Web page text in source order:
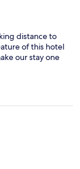
distance to
of this hotel
our stay one